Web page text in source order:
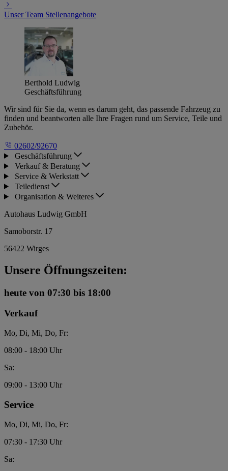
Unser Team Stellenangebote
Berthold Ludwig
Geschäftsführung
Wir sind für Sie da, wenn es darum geht, das passende Fahrzeug zu
finden und beantworten alle Ihre Fragen rund um Service, Teile und
Zubehör.
02602/92670
Geschäftsführung
Verkauf & Beratung
Service & Werkstatt
Teiledienst
Organisation & Weiteres
Autohaus Ludwig GmbH
Samoborstr. 17
56422 Wirges
Unsere Öffnungszeiten:
heute von 07:30 bis 18:00
Verkauf
Mo, Di, Mi, Do, Fr:
08:00 - 18:00 Uhr
Sa:
09:00 - 13:00 Uhr
Service
Mo, Di, Mi, Do, Fr:
07:30 - 17:30 Uhr
Sa: